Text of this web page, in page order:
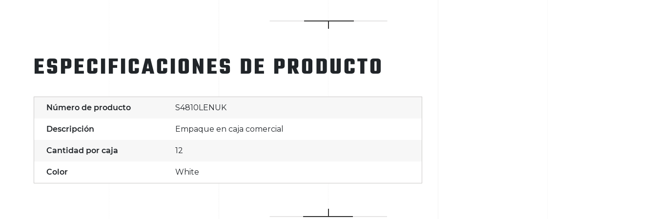
ESPECIFICACIONES DE PRODUCTO
Número de producto S4810LENUK
Descripción Empaque en caja comercial
Cantidad por caja 12
Color White